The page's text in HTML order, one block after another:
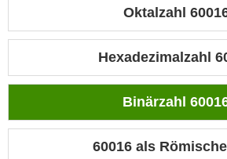
Oktalzahl
Hexadezimalzahl
Binärzahl
60016 als Römische